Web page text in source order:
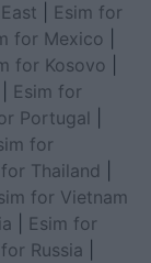
Esim for
for Mexico
for Kosovo
Esim for
Portugal
for
Thailand
for Vietnam
Esim for
Russia